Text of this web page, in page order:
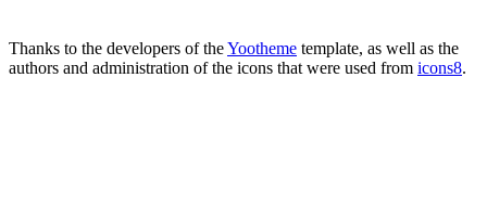
Thanks to the developers of theYootheme template, as well as the
authors and administration of the icons that were used from icons8.